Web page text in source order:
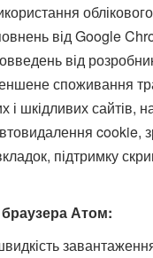
облікового
від Google
від
споживання
і шкідливих сайтів,
cookie,
підтримку
Атом: